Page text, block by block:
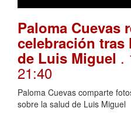
Paloma Cuevas
celebración tras
de Luis Miguel .
21:40
Paloma Cuevas comparte
sobre la salud de Luis Miguel